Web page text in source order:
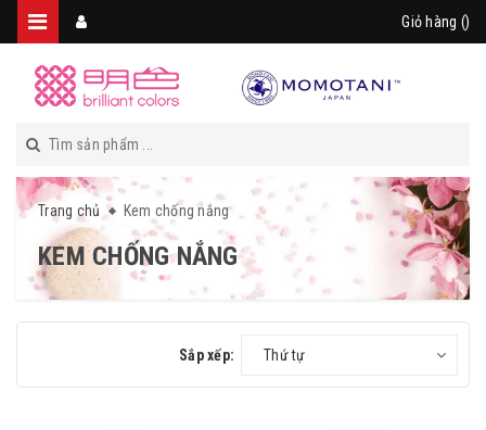
Giỏ hàng ()
Trang chủ Kem chống nắng
KEM CHỐNG NẮNG
Sắp xếp: Thứ tự